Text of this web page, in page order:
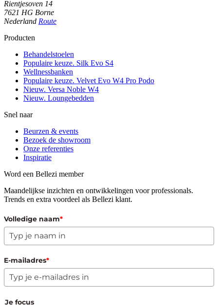
Rientjesoven 14
7621 HG Borne
Nederland Route
Producten
Behandelstoelen
Populaire keuze. Silk Evo S4
Wellnessbanken
Populaire keuze. Velvet Evo W4 Pro Podo
Nieuw. Versa Noble W4
Nieuw. Loungebedden
Snel naar
Beurzen & events
Bezoek de showroom
Onze referenties
Inspiratie
Word een Bellezi member
Maandelijkse inzichten en ontwikkelingen voor professionals.
Trends en extra voordeel als Bellezi klant.
Volledige naam*
E-mailadres*
Je focus